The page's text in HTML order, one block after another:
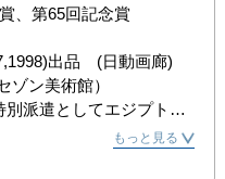
、第65回記念賞
出品　(日動画廊)
ゾン美術館）
派遣としてエジプトに
もっと見る